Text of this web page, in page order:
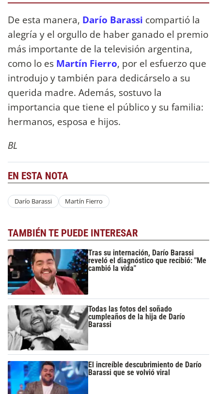
De esta manera, Darío Barassi compartió la
alegría y el orgullo de haber ganado el premio
más importante de la televisión argentina,
como lo es Martín Fierro, por el esfuerzo que
introdujo y también para dedicárselo a su
querida madre. Además, sostuvo la
importancia que tiene el público y su familia:
hermanos, esposa e hijos.
BL
EN ESTA NOTA
Darío Barassi Martín Fierro
TAMBIÉN TE PUEDE INTERESAR
Tras su internación, Darío Barassi
reveló el diagnóstico que recibió: "Me
cambió la vida"
Todas las fotos del soñado
cumpleaños de la hija de Darío
Barassi
El increíble descubrimiento de Darío
Barassi que se volvió viral